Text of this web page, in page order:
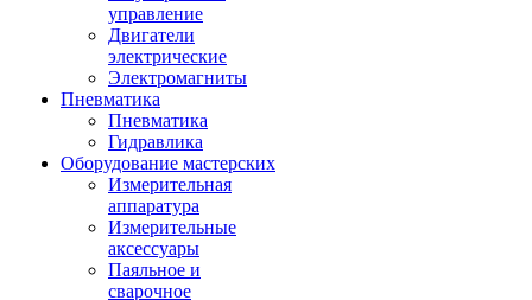
управление
Двигатели
электрические
Электромагниты
Пневматика
Пневматика
Гидравлика
Оборудование мастерских
Измерительная
аппаратура
Измерительные
аксессуары
Паяльное и
сварочное